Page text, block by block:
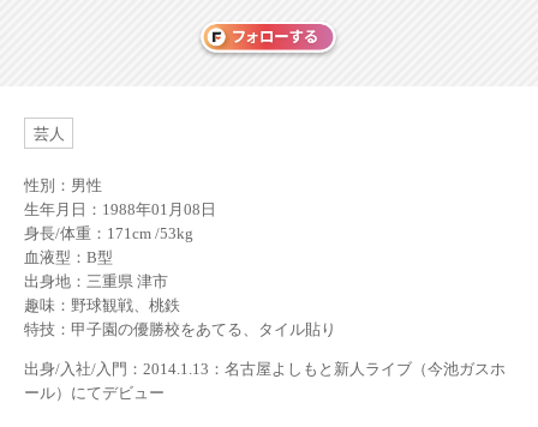
芸人
性別：男性
生年月日：1988年01月08日
身長/体重：171cm /53kg
血液型：B型
出身地：三重県 津市
趣味：野球観戦、桃鉄
特技：甲子園の優勝校をあてる、タイル貼り
出身/入社/入門：2014.1.13：名古屋よしもと新人ライブ（今池ガスホ
ール）にてデビュー